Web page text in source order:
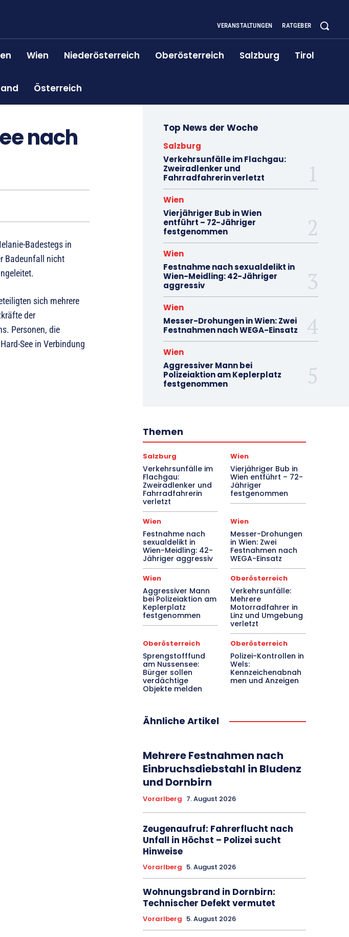
VERANSTALTUNGEN RATGEBER
Wien Niederösterreich Oberösterreich Salzburg Tirol
Österreich
nach
Badestegs in
Badeunfall nicht
sich mehrere
der
Personen, die
See in Verbindung
Top News der Woche
Salzburg
Verkehrsunfälle im Flachgau:
Zweiradlenker und
Fahrradfahrerin verletzt
Wien
Vierjähriger Bub in Wien
entführt – 72-Jähriger
festgenommen
Wien
Festnahme nach sexualdelikt in
Wien-Meidling: 42-Jähriger
aggressiv
Wien
Messer-Drohungen in Wien: Zwei
Festnahmen nach WEGA-Einsatz
Wien
Aggressiver Mann bei
Polizeiaktion am Keplerplatz
festgenommen
Themen
Salzburg
Verkehrsunfälle im
Flachgau:
Zweiradlenker und
Fahrradfahrerin
verletzt
Wien
Vierjähriger Bub in
Wien entführt – 72-
Jähriger
festgenommen
Wien
Festnahme nach
sexualdelikt in
Wien-Meidling: 42-
Jähriger aggressiv
Wien
Messer-Drohungen
in Wien: Zwei
Festnahmen nach
WEGA-Einsatz
Wien
Aggressiver Mann
bei Polizeiaktion am
Keplerplatz
festgenommen
Oberösterreich
Verkehrsunfälle:
Mehrere
Motorradfahrer in
Linz und Umgebung
verletzt
Oberösterreich
Sprengstofffund
am Nussensee:
Bürger sollen
verdächtige
Objekte melden
Oberösterreich
Polizei-Kontrollen in
Wels:
Kennzeichenabnah
men und Anzeigen
Ähnliche Artikel
Mehrere Festnahmen nach
Einbruchsdiebstahl in Bludenz
und Dornbirn
Vorarlberg 7. August 2026
Zeugenaufruf: Fahrerflucht nach
Unfall in Höchst – Polizei sucht
Hinweise
Vorarlberg 5. August 2026
Wohnungsbrand in Dornbirn:
Technischer Defekt vermutet
Vorarlberg 5. August 2026